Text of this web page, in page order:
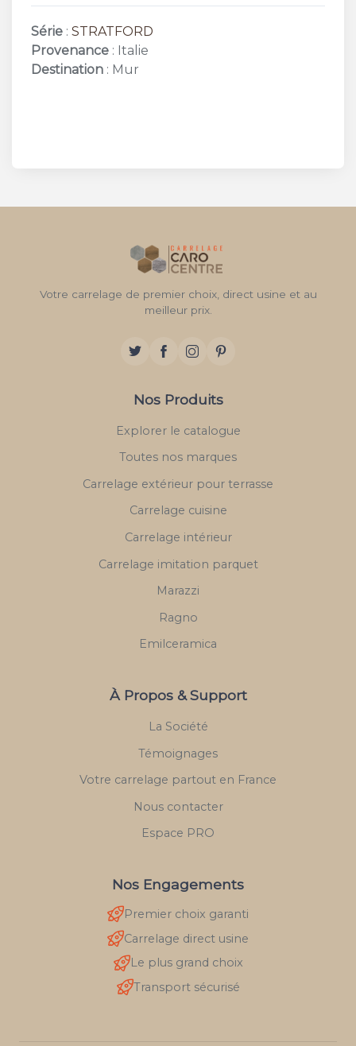
Série : STRATFORD
Provenance : Italie
Destination : Mur
Votre carrelage de premier choix, direct usine et au
meilleur prix.
Nos Produits
Explorer le catalogue
Toutes nos marques
Carrelage extérieur pour terrasse
Carrelage cuisine
Carrelage intérieur
Carrelage imitation parquet
Marazzi
Ragno
Emilceramica
À Propos & Support
La Société
Témoignages
Votre carrelage partout en France
Nous contacter
Espace PRO
Nos Engagements
Premier choix garanti
Carrelage direct usine
Le plus grand choix
Transport sécurisé